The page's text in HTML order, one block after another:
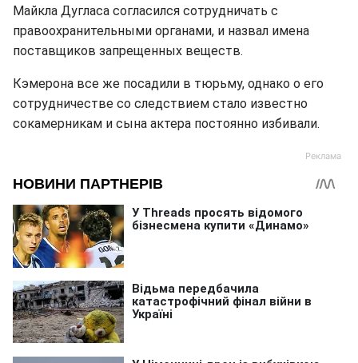
Майкла Дугласа согласился сотрудничать с
правоохранительными органами, и назвал имена
поставщиков запрещенных веществ.
Кэмерона все же посадили в тюрьму, однако о его
сотрудничестве со следствием стало известно
сокамерникам и сына актера постоянно избивали.